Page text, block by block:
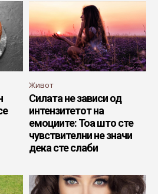
Живот
Силата не зависи од
интензитетот на
емоциите: Тоа што сте
чувствителни не значи
дека сте слаби